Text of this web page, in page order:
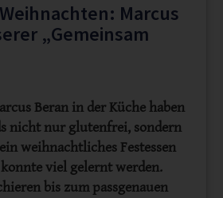
Marcus
„Gemeinsam
Beran in der Küche haben
nicht nur glutenfrei, sondern
weihnachtliches Festessen
viel gelernt werden.
bis zum passgenauen